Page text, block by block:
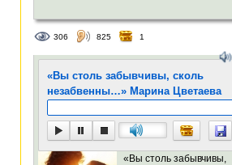
306 825 1
«Вы столь забывчивы, сколь
незабвенны…» Марина Цветаева
«Вы столь забывчивы,